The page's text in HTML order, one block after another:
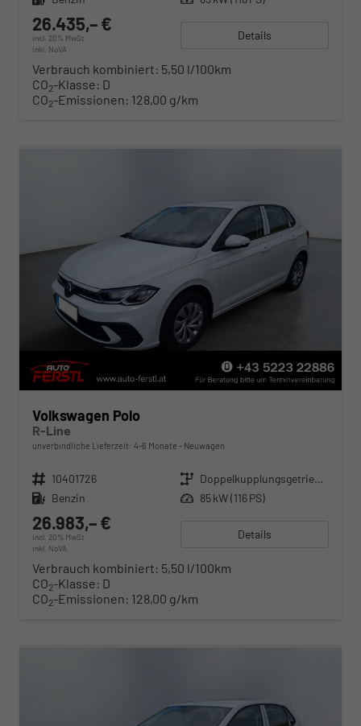
26.435,– €
incl. 20% MwSt.
inkl. NoVA
Details
Verbrauch kombiniert: 5,50 l/100km
CO2-Klasse: D
CO2-Emissionen: 128,00 g/km
Volkswagen Polo
R-Line
unverbindliche Lieferzeit: 4-6 Monate Neuwagen
Fahrzeugnr. 10401726 Getriebe
Doppelkupplungsgetriebe (DSG)
Kraftstoff Benzin Leistung 85 kW (116 PS)
26.983,– €
incl. 20% MwSt.
inkl. NoVA
Details
Verbrauch kombiniert: 5,50 l/100km
CO2-Klasse: D
CO2-Emissionen: 128,00 g/km